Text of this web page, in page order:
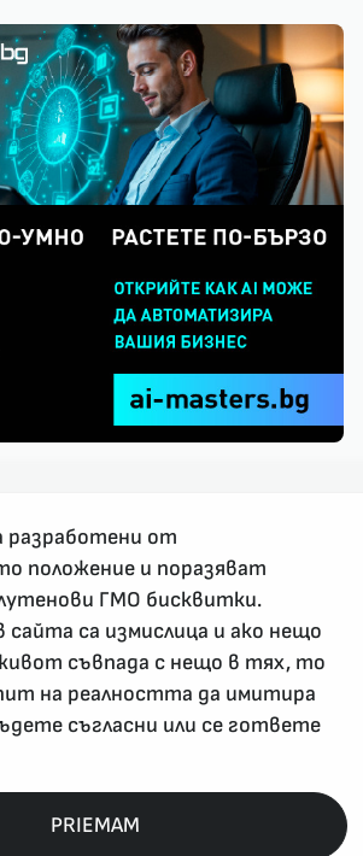
с нас, пишете на
разработени от
положение и поразяват
ГМО бисквитки.
сайта са измислица и ако нещо
съвпада с нещо в тях, то
на реалността да имитира
съгласни или се гответе
PRIEMAM